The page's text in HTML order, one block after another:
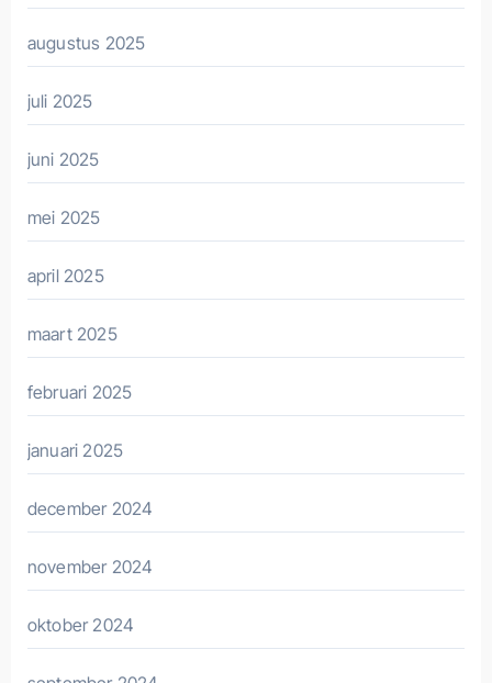
augustus 2025
juli 2025
juni 2025
mei 2025
april 2025
maart 2025
februari 2025
januari 2025
december 2024
november 2024
oktober 2024